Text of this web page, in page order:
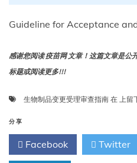
Guideline for Acceptance
感谢您阅读 疫苗网 文章！这篇文章是公
标题或阅读更多!!!
生物制品变更受理审查指南 在 生
品
变
更
上留
分享
Facebook Twitter